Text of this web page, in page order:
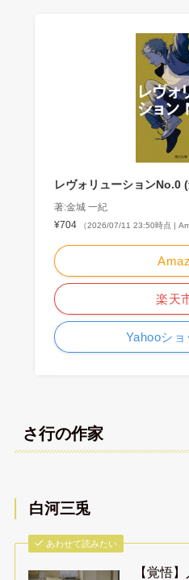
レヴォリューションNo.0
著:金城 一紀
¥704
（2026/07/11 23:50時点 |
楽天
Yahooシ
さ行の作家
白河三兎
あわせて読みたい
【覚悟